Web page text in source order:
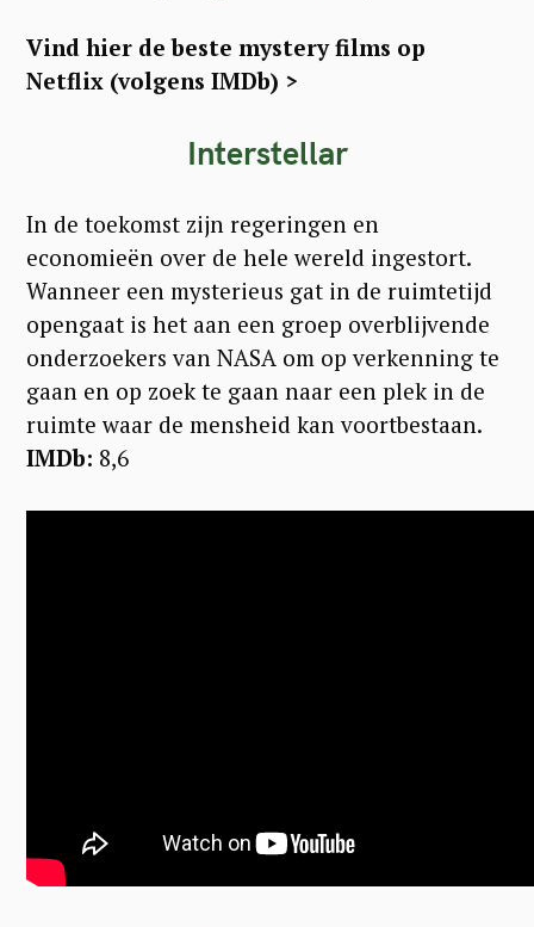
Vind hier de beste mystery films op
Netflix (volgens IMDb) >
Interstellar
In de toekomst zijn regeringen en
economieën over de hele wereld ingestort.
Wanneer een mysterieus gat in de ruimtetijd
opengaat is het aan een groep overblijvende
onderzoekers van NASA om op verkenning te
gaan en op zoek te gaan naar een plek in de
ruimte waar de mensheid kan voortbestaan.
IMDb: 8,6